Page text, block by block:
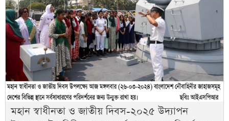
মহান স্বাধীনতা ও জাতীয় দিবস-২০২৫ উদ্যাপন